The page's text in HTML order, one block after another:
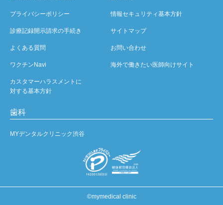
プライバシーポリシー 情報セキュリティ基本方針
診療記録開示請求の手続き サイトマップ
よくある質問 お問い合わせ
ワクチンNavi 海外で働きたい医師向けサイト
カスタマーハラスメントに
対する基本方針
歯科
MYデンタルクリニック渋谷
©mymedical clinic